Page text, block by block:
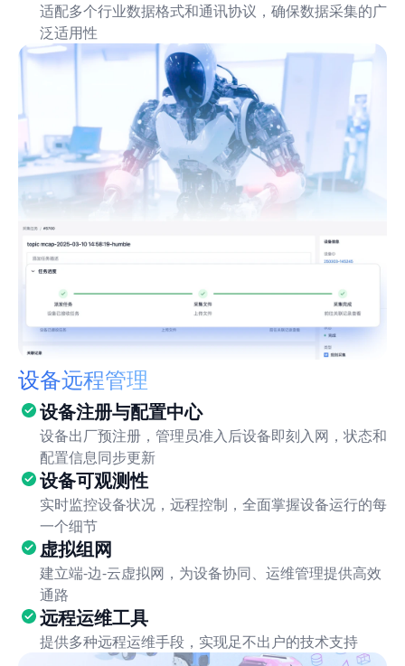
适配多个行业数据格式和通讯协议，确保数据采集的广
泛适用性
设备远程管理
设备注册与配置中心
设备出厂预注册，管理员准入后设备即刻入网，状态和
配置信息同步更新
设备可观测性
实时监控设备状况，远程控制，全面掌握设备运行的每
一个细节
虚拟组网
建立端-边-云虚拟网，为设备协同、运维管理提供高效
通路
远程运维工具
提供多种远程运维手段，实现足不出户的技术支持